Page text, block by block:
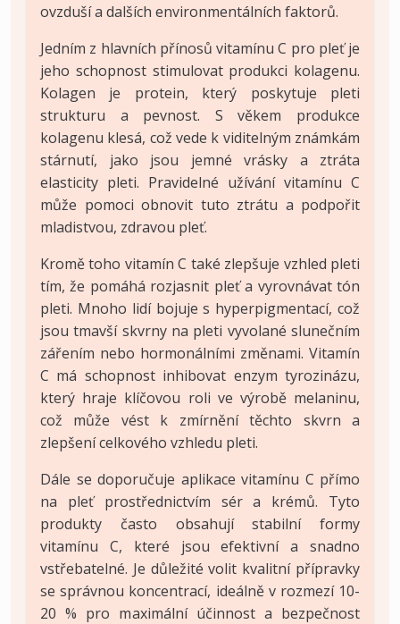
ovzduší a dalších environmentálních faktorů.
Jedním z hlavních přínosů vitamínu C pro pleť je
jeho schopnost stimulovat produkci kolagenu.
Kolagen je protein, který poskytuje pleti
strukturu a pevnost. S věkem produkce
kolagenu klesá, což vede k viditelným známkám
stárnutí, jako jsou jemné vrásky a ztráta
elasticity pleti. Pravidelné užívání vitamínu C
může pomoci obnovit tuto ztrátu a podpořit
mladistvou, zdravou pleť.
Kromě toho vitamín C také zlepšuje vzhled pleti
tím, že pomáhá rozjasnit pleť a vyrovnávat tón
pleti. Mnoho lidí bojuje s hyperpigmentací, což
jsou tmavší skvrny na pleti vyvolané slunečním
zářením nebo hormonálními změnami. Vitamín
C má schopnost inhibovat enzym tyrozinázu,
který hraje klíčovou roli ve výrobě melaninu,
což může vést k zmírnění těchto skvrn a
zlepšení celkového vzhledu pleti.
Dále se doporučuje aplikace vitamínu C přímo
na pleť prostřednictvím sér a krémů. Tyto
produkty často obsahují stabilní formy
vitamínu C, které jsou efektivní a snadno
vstřebatelné. Je důležité volit kvalitní přípravky
se správnou koncentrací, ideálně v rozmezí 10-
20 % pro maximální účinnost a bezpečnost